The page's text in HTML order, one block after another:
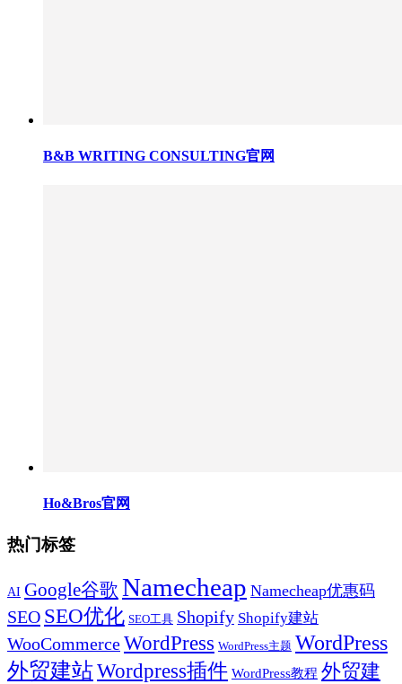
B&B WRITING CONSULTING官网
Ho&Bros官网
热门标签
AI Google谷歌 Namecheap Namecheap优惠码
SEO SEO优化 SEO工具 Shopify Shopify建站
WooCommerceWordPress WordPress主题 WordPress
外贸建站Wordpress插件 WordPress教程 外贸建